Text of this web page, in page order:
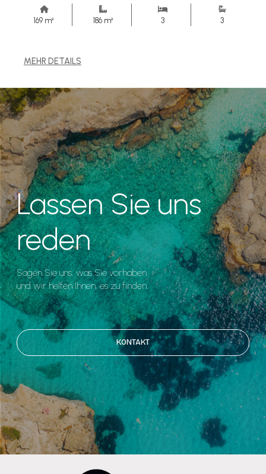
169 m² 186 m² 3 3
MEHR DETAILS
Lassen Sie uns
reden
Sagen Sie uns, was Sie vorhaben
und wir helfen Ihnen, es zu finden.
KONTAKT